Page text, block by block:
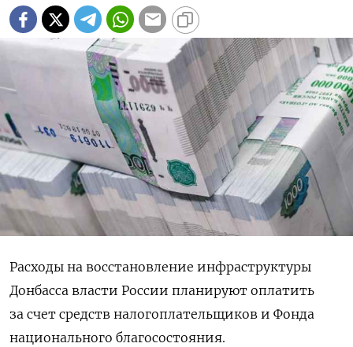
Расходы на восстановление инфраструктуры
Донбасса власти России планируют оплатить
за счет средств налогоплательщиков и Фонда
национального благосостояния.